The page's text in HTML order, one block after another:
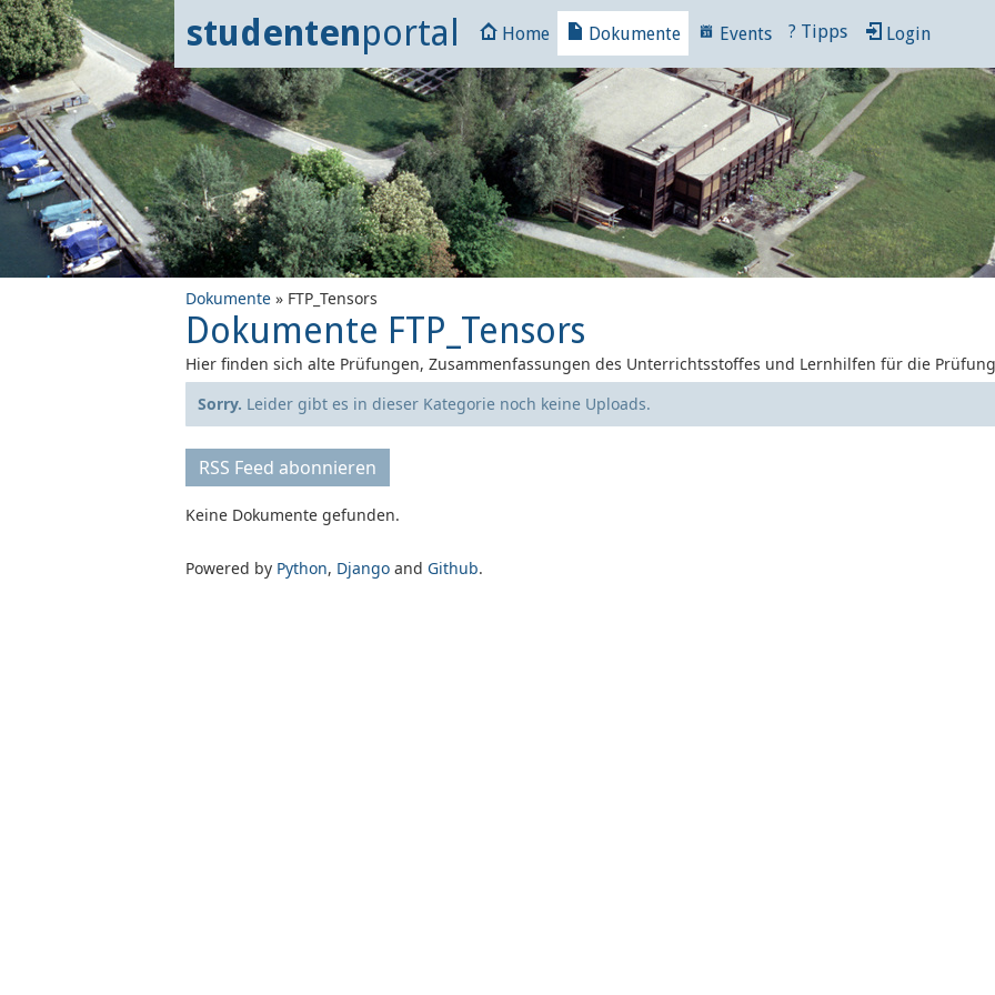
studentenportal Home Dokumente Events ? Tipps Login
Dokumente » FTP_Tensors
Dokumente FTP_Tensors
Hier finden sich alte Prüfungen, Zusammenfassungen des Unterrichtsstoffes und Lernhilfen für die
Sorry. Leider gibt es in dieser Kategorie noch keine Uploads.
RSS Feed abonnieren
Keine Dokumente gefunden.
Powered by Python, Django and Github.